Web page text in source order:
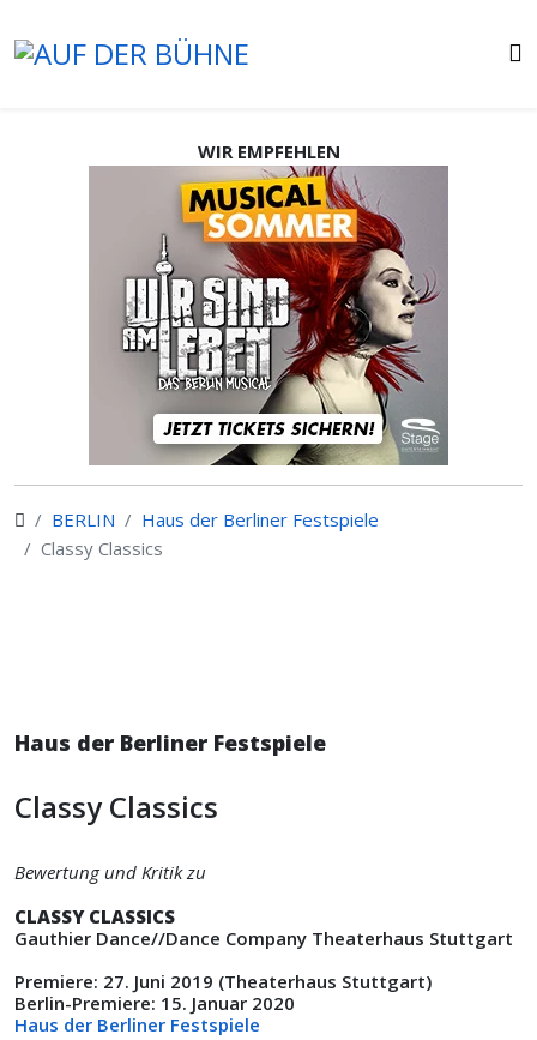
WIR EMPFEHLEN
BERLIN
Haus der Berliner Festspiele
Classy Classics
Haus der Berliner Festspiele
Classy Classics
Bewertung und Kritik zu
CLASSY CLASSICS
Gauthier Dance//Dance Company Theaterhaus Stuttgart
Premiere: 27. Juni 2019 (Theaterhaus Stuttgart)
Berlin-Premiere: 15. Januar 2020
Haus der Berliner Festspiele